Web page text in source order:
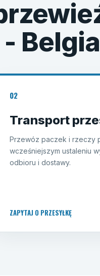
02
Transport
Przewóz paczek i rzeczy
wcześniejszym ustaleniu
odbioru i dostawy.
ZAPYTAJ O PRZESYŁKĘ